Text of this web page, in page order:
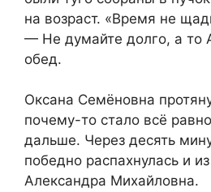
на возраст. «Время не
— Не думайте долго, а то
обед.
Оксана Семёновна
почему-то стало всё
дальше. Через десять
победно распахнулась и
Александра Михайловна.